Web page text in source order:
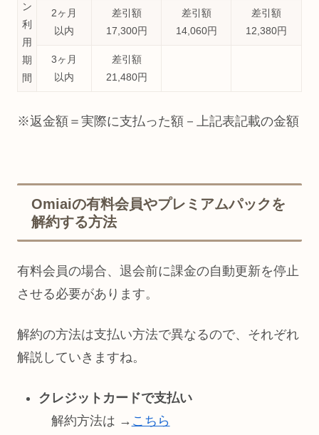
ン
利
用
期
間
2ヶ月
以内
差引額
17,300円
差引額
14,060円
差引額
12,380円
3ヶ月
以内
差引額
21,480円
※返金額＝実際に支払った額－上記表記載の金額
Omiaiの有料会員やプレミアムパックを
解約する方法
有料会員の場合、退会前に課金の自動更新を停止
させる必要があります。
解約の方法は支払い方法で異なるので、それぞれ
解説していきますね。
クレジットカードで支払い
解約方法は → こちら